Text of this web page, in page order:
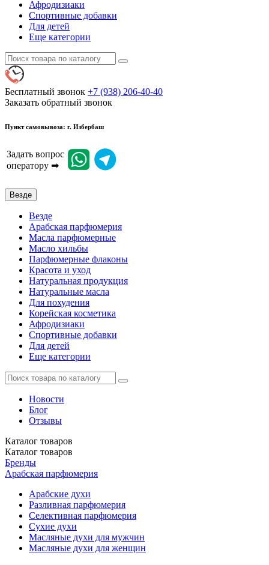
Афродизиаки
Спортивные добавки
Для детей
Еще категории
Бесплатный звонок +7 (938) 206-40-40
Заказать обратный звонок
Пункт самовывоза: г. Избербаш
Задать вопрос
оператору ➡
Везде
Везде
Арабская парфюмерия
Масла парфюмерные
Масло хильбы
Парфюмерные флаконы
Красота и уход
Натуральная продукция
Натуральные масла
Для похудения
Корейская косметика
Афродизиаки
Спортивные добавки
Для детей
Еще категории
Новости
Блог
Отзывы
Каталог товаров
Каталог товаров
Бренды
Арабская парфюмерия
Арабские духи
Разливная парфюмерия
Селективная парфюмерия
Сухие духи
Масляные духи для мужчин
Масляные духи для женщин